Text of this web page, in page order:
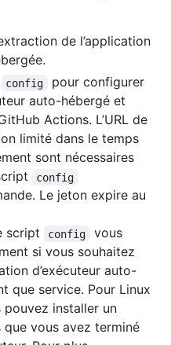
de l’application
config
pour configurer
auto-hébergé et
Actions. L’URL de
limité dans le temps
sont nécessaires
config
Le jeton expire au
script
config
vous
si vous souhaitez
d’exécuteur auto-
que service. Pour Linux
pouvez installer un
que vous avez terminé